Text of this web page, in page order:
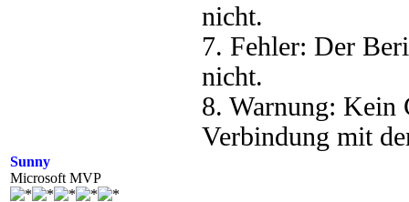
Sunny
Microsoft MVP
nicht.
7. Fehler: Der
nicht.
8. Warnung: Kein
Verbindung mit